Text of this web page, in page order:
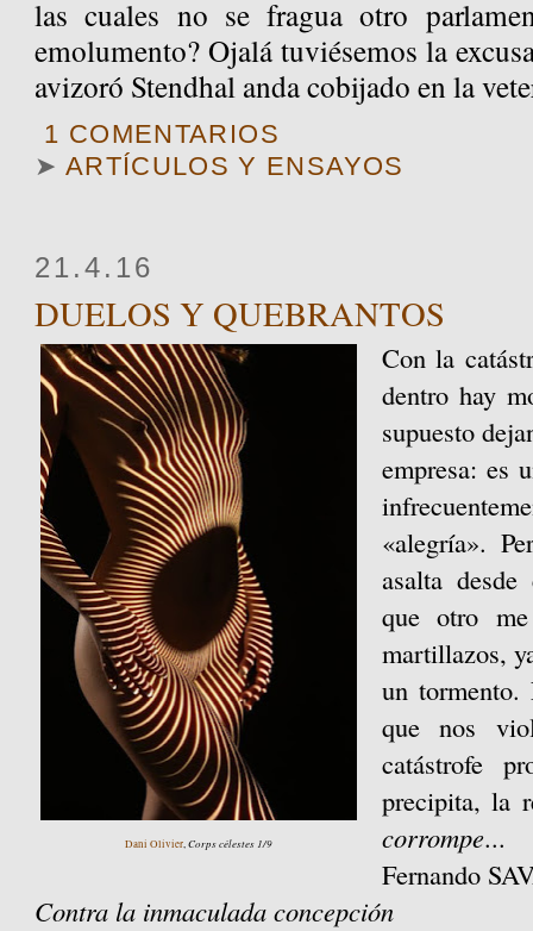
las cuales no se fragua otro
emolumento? Ojalá tuviésemos la
avizoró Stendhal anda cobijado en la
1 COMENTARIOS
➤ ARTÍCULOS Y ENSAYOS
21.4.16
DUELOS Y QUEBRANTOS
Dani Olivier,Corps célestes 1/9
Con la
dentro hay
supuesto
empresa: es
«alegría».
asalta
que otro
martillazos,
un
que nos
catástrofe
precipita, la
corrompe...
Fernando
Contra la inmaculada concepción